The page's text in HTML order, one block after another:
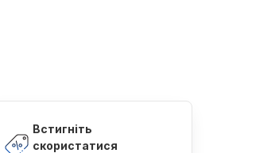
Встигніть
скористатися